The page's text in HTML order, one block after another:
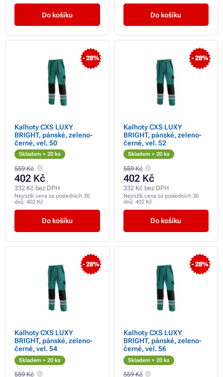
Do košíku Do košíku
- 28%
Kalhoty CXS LUXY
BRIGHT, pánské, zeleno-
černé, vel. 50
Skladem > 20 ks
559 Kč
402 Kč
332 Kč bez DPH
Nejnižší cena za posledních 30
dnů: 402 Kč
Do košíku
- 28%
Kalhoty CXS LUXY
BRIGHT, pánské, zeleno-
černé, vel. 52
Skladem > 20 ks
559 Kč
402 Kč
332 Kč bez DPH
Nejnižší cena za posledních 30
dnů: 402 Kč
Do košíku
- 28%
Kalhoty CXS LUXY
BRIGHT, pánské, zeleno-
černé, vel. 54
Skladem > 20 ks
559 Kč
- 28%
Kalhoty CXS LUXY
BRIGHT, pánské, zeleno-
černé, vel. 56
Skladem > 20 ks
559 Kč